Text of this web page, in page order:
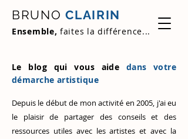
BRUNO CLAIRIN
Ensemble, faites la différence...
Le blog qui vous aide dans votre
démarche artistique
Depuis le début de mon activité en 2005, j'ai eu
le plaisir de partager des conseils et des
ressources utiles avec les artistes et avec la